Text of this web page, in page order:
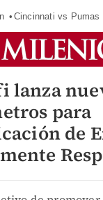
Cincinnati vs Pumas
lanza
para
de